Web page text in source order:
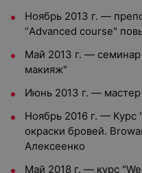
Ноябрь 2013 г. —
“Advanced course"
Май 2013 г. —
макияж"
Июнь 2013 г. —
Ноябрь 2016 г. —
окраски бровей.
Алексеенко
Май 2018 г. — курс